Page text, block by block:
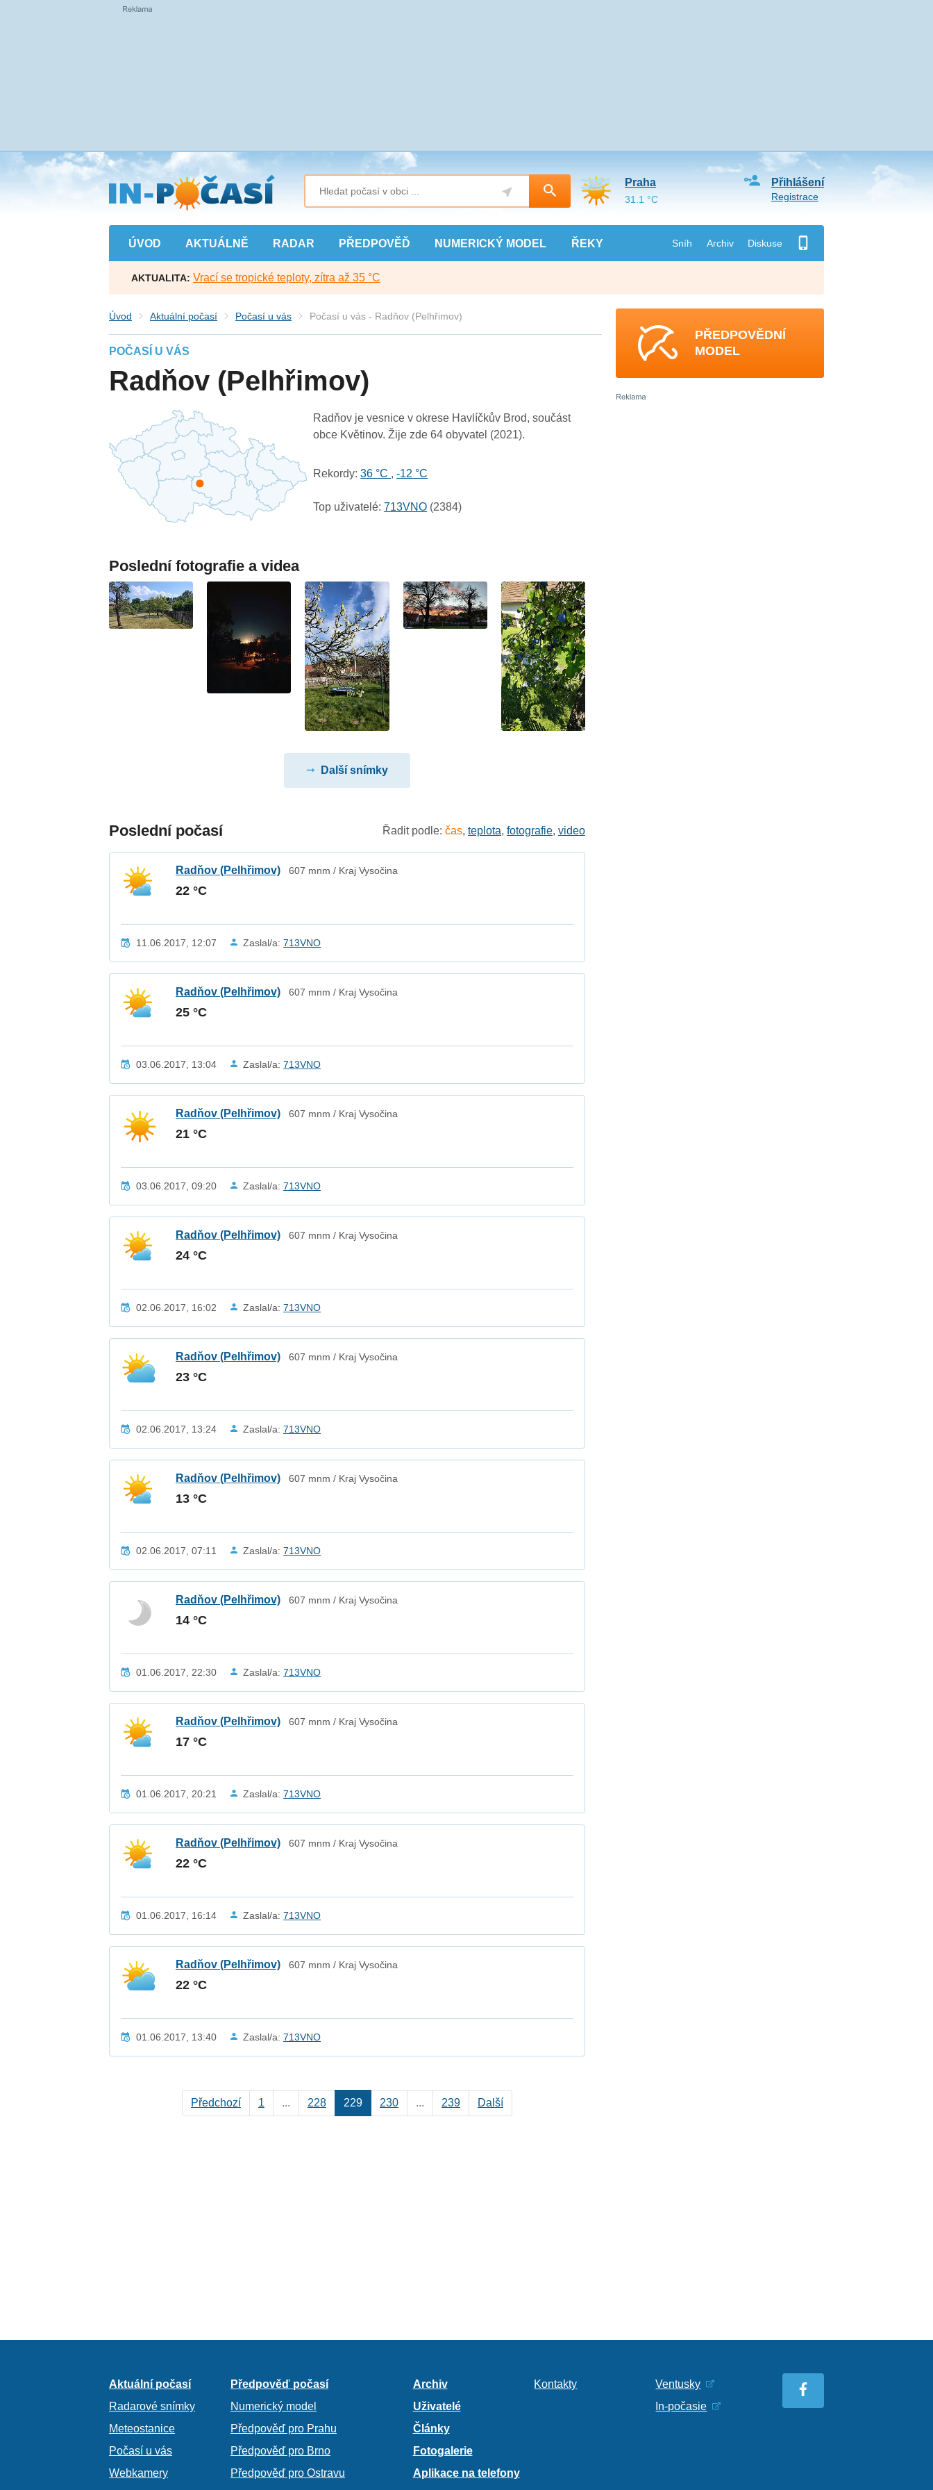
Přejít
na
hlavní
obsah
ÚVOD AKTUÁLNĚ RADAR PŘEDPOVĚĎ NUMERICKÝ MODEL ŘEKY Sníh Archiv Diskuse
Přihlášení
Registrace
Praha
31.1 °C
AKTUALITA: Vrací se tropické teploty, zítra až 35 °C
Úvod Aktuální počasí Počasí u vás Počasí u vás - Radňov (Pelhřimov)
POČASÍ U VÁS
Radňov (Pelhřimov)
Radňov je vesnice v okrese Havlíčkův Brod, součást
obce Květinov. Žije zde 64 obyvatel (2021).
Rekordy: 36 °C ,-12 °C
Top uživatelé: 713VNO (2384)
Poslední fotografie a videa
Další snímky
Poslední počasí Řadit podle: čas, teplota, fotografie, video
Radňov (Pelhřimov) 607 mnm / Kraj Vysočina
22 °C
11.06.2017, 12:07 Zaslal/a:713VNO
Radňov (Pelhřimov) 607 mnm / Kraj Vysočina
25 °C
03.06.2017, 13:04 Zaslal/a:713VNO
Radňov (Pelhřimov) 607 mnm / Kraj Vysočina
21 °C
03.06.2017, 09:20 Zaslal/a:713VNO
Radňov (Pelhřimov) 607 mnm / Kraj Vysočina
24 °C
02.06.2017, 16:02 Zaslal/a:713VNO
Radňov (Pelhřimov) 607 mnm / Kraj Vysočina
23 °C
02.06.2017, 13:24 Zaslal/a:713VNO
Radňov (Pelhřimov) 607 mnm / Kraj Vysočina
13 °C
02.06.2017, 07:11 Zaslal/a:713VNO
Radňov (Pelhřimov) 607 mnm / Kraj Vysočina
14 °C
01.06.2017, 22:30 Zaslal/a:713VNO
Radňov (Pelhřimov) 607 mnm / Kraj Vysočina
17 °C
01.06.2017, 20:21 Zaslal/a:713VNO
Radňov (Pelhřimov) 607 mnm / Kraj Vysočina
22 °C
01.06.2017, 16:14 Zaslal/a:713VNO
Radňov (Pelhřimov) 607 mnm / Kraj Vysočina
22 °C
01.06.2017, 13:40 Zaslal/a:713VNO
Předchozí 1 ... 228 229 230 ... 239 Další
PŘEDPOVĚDNÍ
MODEL
Aktuální počasí
Radarové snímky
Meteostanice
Počasí u vás
Webkamery
Předpověď počasí
Numerický model
Předpověď pro Prahu
Předpověď pro Brno
Předpověď pro Ostravu
Archiv
Uživatelé
Články
Fotogalerie
Aplikace na telefony
Kontakty
Ventusky
In-počasie